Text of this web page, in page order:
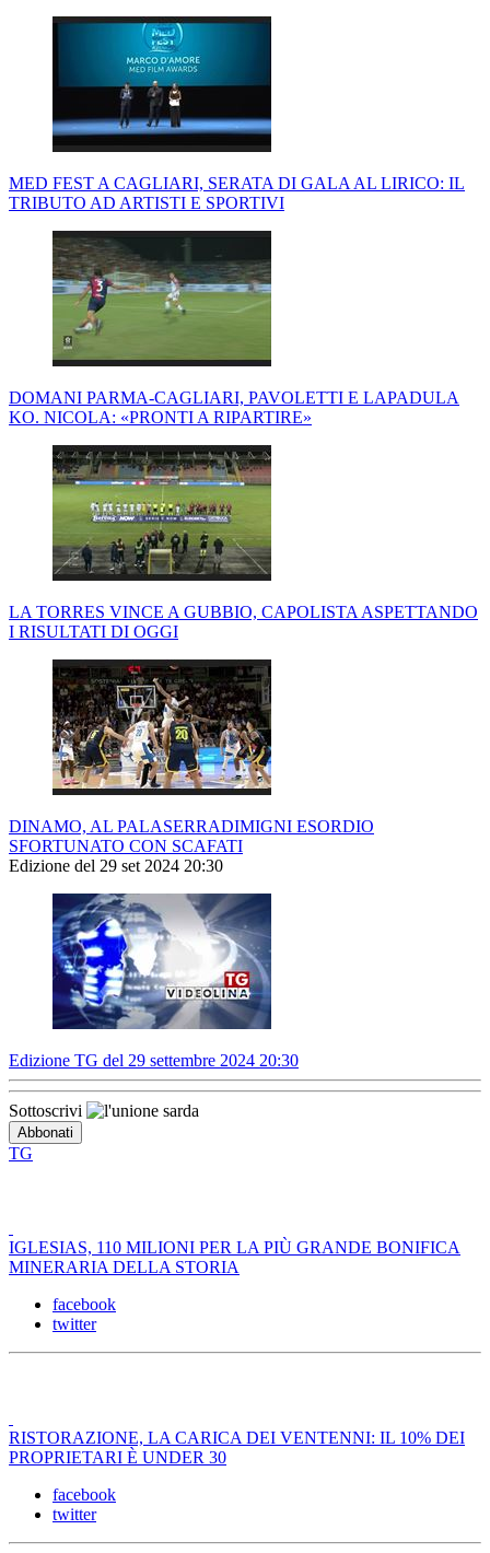
MED FEST A CAGLIARI, SERATA DI GALA AL LIRICO: IL
TRIBUTO AD ARTISTI E SPORTIVI
DOMANI PARMA-CAGLIARI, PAVOLETTI E LAPADULA
KO. NICOLA: «PRONTI A RIPARTIRE»
LA TORRES VINCE A GUBBIO, CAPOLISTA ASPETTANDO
I RISULTATI DI OGGI
DINAMO, AL PALASERRADIMIGNI ESORDIO
SFORTUNATO CON SCAFATI
Edizione del 29 set 2024 20:30
Edizione TG del 29 settembre 2024 20:30
Sottoscrivi
TG
IGLESIAS, 110 MILIONI PER LA PIÙ GRANDE BONIFICA
MINERARIA DELLA STORIA
facebook
twitter
RISTORAZIONE, LA CARICA DEI VENTENNI: IL 10% DEI
PROPRIETARI È UNDER 30
facebook
twitter